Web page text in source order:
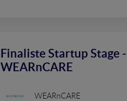
Finaliste Startup Stage -
WEARnCARE
WEARnCARE